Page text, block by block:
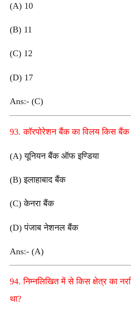
(A) 10
(B) 11
(C) 12
(D) 17
Ans:- (C)
93. कॉरपोरेशन बैंक का विलय किस
(A) यूनियन बैंक ऑफ इण्डिया
(B) इलाहाबाद बैंक
(C) केनरा बैंक
(D) पंजाब नेशनल बैंक
Ans:- (A)
94. निम्नलिखित में से किस क्षेत्र का
था?